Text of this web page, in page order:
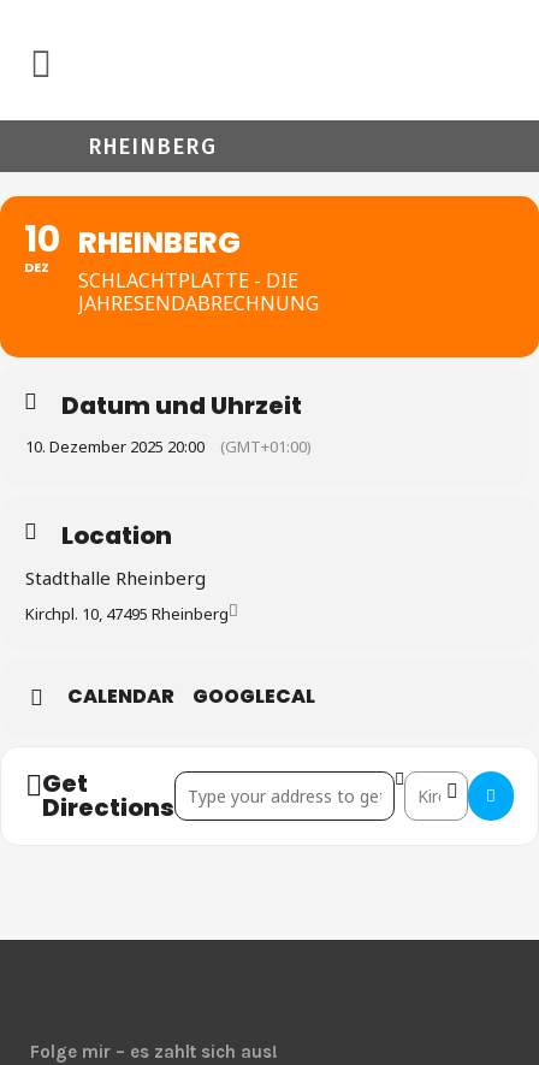
RHEINBERG
10
DEZ
RHEINBERG
SCHLACHTPLATTE - DIE
JAHRESENDABRECHNUNG
Datum und Uhrzeit
10. Dezember 2025 20:00 (GMT+01:00)
Location
Stadthalle Rheinberg
Kirchpl. 10, 47495 Rheinberg
CALENDAR GOOGLECAL
Get
Directions
Address - Rheinberg [] Destination
Folge mir – es zahlt sich aus!